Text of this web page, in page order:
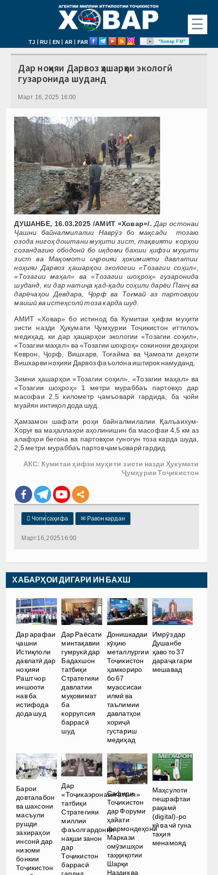
☰
TJ | RU | EN | AR | FAR "Ховар FM"
Дар ноҳияи Дарвоз ҳашарҳои экологӣ
гузаронида шуданд
Март 16, 2025 16:00
ДУШАНБЕ, 16.03.2025 /АМИТ «Ховар»/. Дар остонаи
Ҷашни байналмилалии Наврӯз бо мақсади тозаю
озода нигоҳ доштанимуҳити зист, тақвияти корҳои
созандагию ободонӣ бо иқдоми бахши ҳифзи муҳити
зист ва Мақомоти иҷроияи ҳокимияти давлатии
ноҳияи Дарвоз ҳашарҳои экологии «Тозагии соҳил»,
«Тозагии маҳал» ва «Тозагии шоҳроҳ» гузаронида
шуданд, ки дар натиҷа қад-қади соҳили дарёи Панҷ ва
дарёчаҳои Девдара, Ҷорф ва Тоғмай аз партовҳои
маишӣ ва истеҳсолӣ тоза карда шуд.
АМИТ «Ховар» бо истинод ба Кумитаи ҳифзи муҳити
зисти назди Ҳукумати Ҷумҳурии Тоҷикистон иттилоъ
медиҳад, ки дар ҳашарҳои экологии «Тозагии соҳил»,
«Тозагии маҳал» ва «Тозагии шоҳроҳ» сокинони деҳаҳои
Кеврон, Ҷорф, Вишхарв, Тоғайма ва Ҷамоати деҳоти
Вишхарви ноҳияи Дарвоз фаъолона иштирок намуданд.
Зимни ҳашарҳои «Тозагии соҳил», «Тозагии маҳал» ва
«Тозагии шоҳроҳ» 1 метри мураббаъ партовҳо дар
масофаи 2,5 километр ҷамъоварӣ гардида, ба ҷойи
муайян интиқол дода шуд.
Ҳамзамон шафати роҳи байналмилалии Қалъаихум-
Хоруғ ва маҳаллаҳои аҳолинишин ба масофаи 4,5 км аз
алафҳои бегона ва партовҳои гуногун тоза карда шуда,
2,5 метри мураббаъ партов ҷамъоварӣ гардид.
АКС: Кумитаи ҳифзи муҳити зисти назди Ҳукумати
Ҷумҳурии Тоҷикистон
 Чопи саҳифа ✉ Равон кардан
Март 16, 2025 16:00
ХАБАРҲОИ ДИГАРИ ИН БАХШ
Дар арафаи
ҷашни
Истиқлоли
давлатӣ дар
ноҳияи
Рашт чор
иншооти
нав ба
истифода
дода шуд
Дар Раёсати
минтақавии
гумрукӣ дар
Бадахшон
татбиқи
Стратегияи
давлатии
муқовимат
ба
коррупсия
баррасӣ
шуд
Донишкадаи
кӯҳию
металлургии
Тоҷикистон
ҳамкориро
бо 67
муассисаи
илмӣ ва
таълимии
давлатҳои
хориҷӣ
густариш
медиҳад
Имрӯз дар
Душанбе
ҳаво то 37
дараҷа гарм
мешавад
Барои
довталабон
ва шахсони
масъули
рушди
захираҳои
инсонӣ дар
низоми
бонкии
Тоҷикистон
Дар
«Тоҷикаэронавигатсия»
татбиқи
Стратегияи
миллии
фаъолгардонии
нақши занон
дар
Тоҷикистон
баррасӣ
Сафири
Тоҷикистон
дар Форуми
ҳайати
фармондеҳони
Маркази
омӯзишҳои
таҳқиқотии
Шарқи
Наздик ва
Маҳсулоти
пешрафтаи
рақамӣ
(digital)-ро
кӣ ва чӣ гуна
таҳия
менамояд